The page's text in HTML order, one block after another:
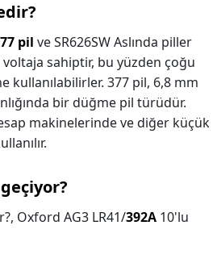
pil ve SR626SW Aslında piller
voltaja sahiptir, bu yüzden çoğu
kullanılabilirler. 377 pil, 6,8 mm
bir düğme pil türüdür.
makinelerinde ve diğer küçük
Oxford AG3 LR41/392A 10'lu